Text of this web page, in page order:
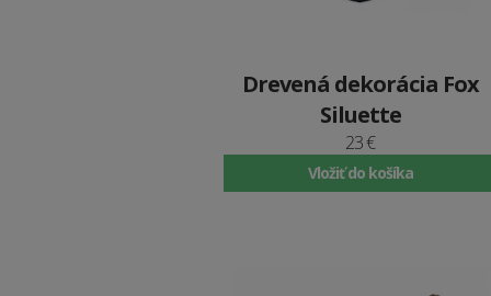
Drevená dekorácia Fox
Siluette
23 €
Vložiť do košíka